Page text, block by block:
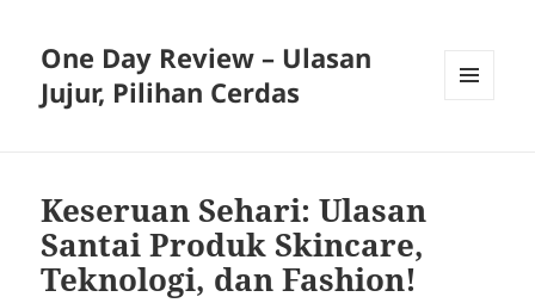
One Day Review – Ulasan
Jujur, Pilihan Cerdas
Keseruan Sehari: Ulasan
Santai Produk Skincare,
Teknologi, dan Fashion!